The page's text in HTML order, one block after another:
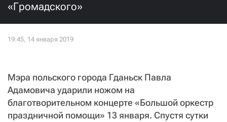
«Громадского»
Мэра польского города Гданьск Павла
Адамовича ударили ножом на
благотворительном концерте «Большой оркестр
праздничной помощи» 13 января. Спустя сутки
500
СТАТЬ СОУЧАСТНИКОМ
ПОДЕЛИТЬСЯ С ДРУЗЬЯМИ
Если у вас есть вопросы, пишите donate@novayagazeta.ru или